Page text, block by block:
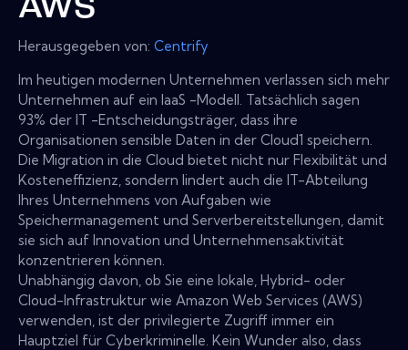
AWS
Herausgegeben von: Centrify
Im heutigen modernen Unternehmen verlassen sich mehr
Unternehmen auf ein IaaS -Modell. Tatsächlich sagen
93% der IT -Entscheidungsträger, dass ihre
Organisationen sensible Daten in der Cloud1 speichern.
Die Migration in die Cloud bietet nicht nur Flexibilität und
Kosteneffizienz, sondern lindert auch die IT-Abteilung
Ihres Unternehmens von Aufgaben wie
Speichermanagement und Serverbereitstellungen, damit
sie sich auf Innovation und Unternehmensaktivität
konzentrieren können.
Unabhängig davon, ob Sie eine lokale, Hybrid- oder
Cloud-Infrastruktur wie Amazon Web Services (AWS)
verwenden, ist der privilegierte Zugriff immer ein
Hauptziel für Cyberkriminelle. Kein Wunder also, dass